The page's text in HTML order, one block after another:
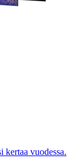
vuodessa.